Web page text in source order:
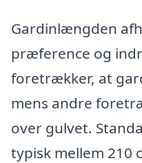
Gardinlængden
præference og
foretrækker, at
mens andre
over gulvet.
typisk mellem 210